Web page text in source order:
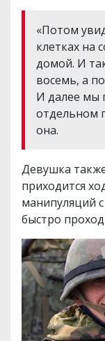
«Потом
клетках на
домой. И
восемь, а
И далее мы
отдельном
она.
Девушка
приходится
манипуляций
быстро